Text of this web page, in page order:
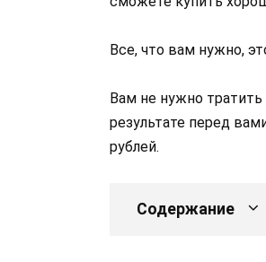
Все, что вам нужно,
Вам не нужно
результате перед
рублей.
Содержание